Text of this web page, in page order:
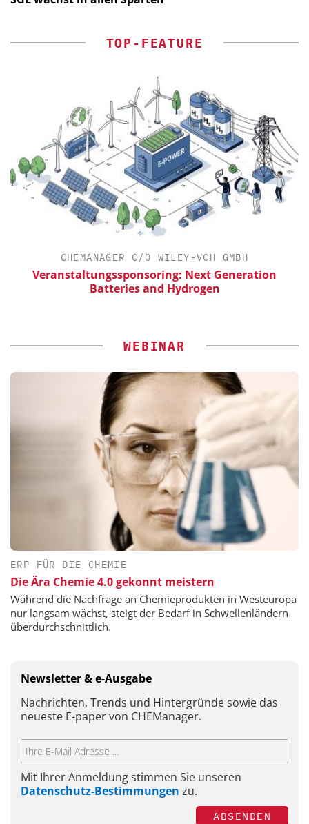
TOP-FEATURE
CHEMANAGER C/O WILEY-VCH GMBH
Veranstaltungssponsoring: Next Generation
Batteries and Hydrogen
WEBINAR
ERP FÜR DIE CHEMIE
Die Ära Chemie 4.0 gekonnt meistern
Während die Nachfrage an Chemieprodukten in Westeuropa
nur langsam wächst, steigt der Bedarf in Schwellenländern
überdurchschnittlich.
Newsletter & e-Ausgabe
Nachrichten, Trends und Hintergründe sowie das
neueste E-paper von CHEManager.
Mit Ihrer Anmeldung stimmen Sie unseren
Datenschutz-Bestimmungen zu.
ABSENDEN